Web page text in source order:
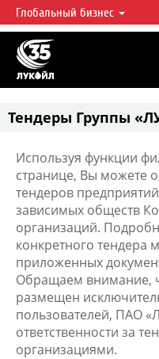
ЛУКОЙЛ СЕГОДНЯ
ЛУКОЙЛ — одна из крупнейших
нефтегазовых компаний в мире,
мировой добычи нефти и около
Глобальный бизнес
Тендеры Группы
Используя функции
странице, Вы можете
тендеров
зависимых обществ
организаций.
конкретного тендера
приложенных
Обращаем внимание,
размещен
пользователей, ПАО
ответственности за
организациями.